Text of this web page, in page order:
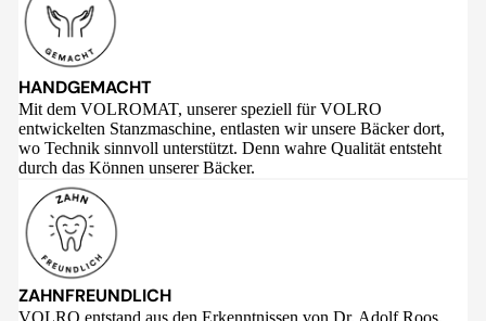
HANDGEMACHT
Mit dem VOLROMAT, unserer speziell für VOLRO
entwickelten Stanzmaschine, entlasten wir unsere Bäcker dort,
wo Technik sinnvoll unterstützt. Denn wahre Qualität entsteht
durch das Können unserer Bäcker.
ZAHNFREUNDLICH
VOLRO entstand aus den Erkenntnissen von Dr. Adolf Roos,